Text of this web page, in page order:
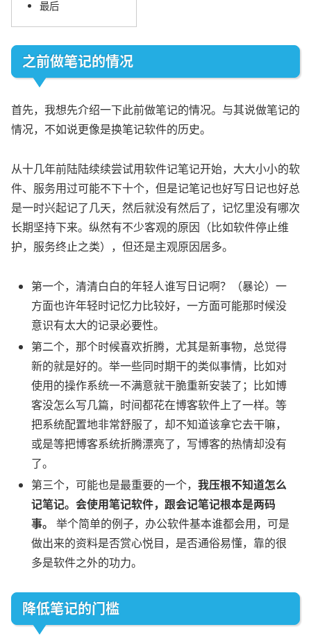
最后
之前做笔记的情况
首先，我想先介绍一下此前做笔记的情况。与其说做笔记的
情况，不如说更像是换笔记软件的历史。
从十几年前陆陆续续尝试用软件记笔记开始，大大小小的软
件、服务用过可能不下十个，但是记笔记也好写日记也好总
是一时兴起记了几天，然后就没有然后了，记忆里没有哪次
长期坚持下来。纵然有不少客观的原因（比如软件停止维
护，服务终止之类），但还是主观原因居多。
第一个，清清白白的年轻人谁写日记啊？（暴论）一
方面也许年轻时记忆力比较好，一方面可能那时候没
意识有太大的记录必要性。
第二个，那个时候喜欢折腾，尤其是新事物，总觉得
新的就是好的。举一些同时期干的类似事情，比如对
使用的操作系统一不满意就干脆重新安装了；比如博
客没怎么写几篇，时间都花在博客软件上了一样。等
把系统配置地非常舒服了，却不知道该拿它去干嘛，
或是等把博客系统折腾漂亮了，写博客的热情却没有
了。
第三个，可能也是最重要的一个，我压根不知道怎么
记笔记。会使用笔记软件，跟会记笔记根本是两码
事。
举个简单的例子，办公软件基本谁都会用，可是
做出来的资料是否赏心悦目，是否通俗易懂，靠的很
多是软件之外的功力。
降低笔记的门槛